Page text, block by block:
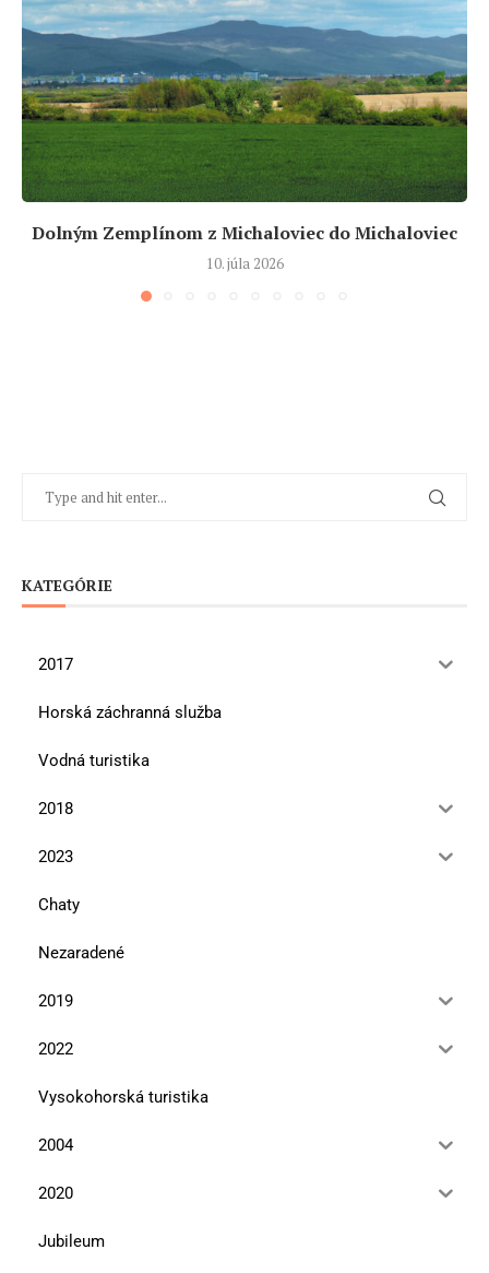
Dolným Zemplínom z Michaloviec do Michaloviec
10. júla 2026
KATEGÓRIE
2017
Horská záchranná služba
Vodná turistika
2018
2023
Chaty
Nezaradené
2019
2022
Vysokohorská turistika
2004
2020
Jubileum